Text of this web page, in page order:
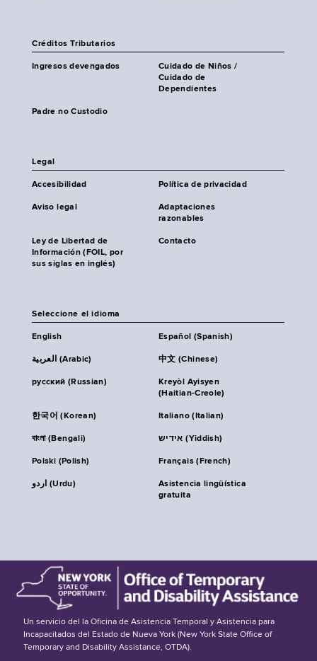
Créditos Tributarios
Ingresos devengados
Cuidado de Niños /
Cuidado de
Dependientes
Padre no Custodio
Legal
Accesibilidad Política de privacidad
Aviso legal
Adaptaciones
razonables
Ley de Libertad de
Información (FOIL, por
sus siglas en inglés)
Contacto
Seleccione el idioma
English Español (Spanish)
العربية (Arabic) 中文 (Chinese)
русский (Russian)
Kreyòl Ayisyen
(Haitian-Creole)
한국어 (Korean) Italiano (Italian)
বাংলা (Bengali) אידיש (Yiddish)
Polski (Polish) Français (French)
اردو (Urdu)
Asistencia lingüística
gratuita
Un servicio del la Oficina de Asistencia Temporal y Asistencia para
Incapacitados del Estado de Nueva York (New York State Office of
Temporary and Disability Assistance, OTDA).